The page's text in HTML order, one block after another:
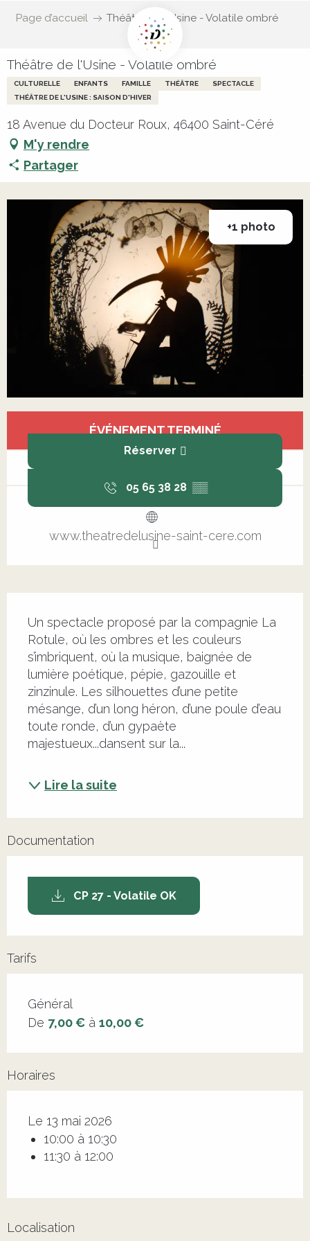
Page d’accueil Théâtre de l'Usine - Volatile ombré
Théâtre de l'Usine - Volatile ombré
CULTURELLE ENFANTS FAMILLE THÉÂTRE
SPECTACLE
THÉÂTRE DE L'USINE : SAISON D'HIVER
18 Avenue du Docteur Roux, 46400 Saint-Céré
M'y rendre
Partager
+1 photo
Ouverture et coordonnées
ÉVÉNEMENT TERMINÉ
Réserver
05 65 38 28 ▒▒
www.theatredelusine-saint-cere.com
Un spectacle proposé par la compagnie La
Rotule, où les ombres et les couleurs
s’imbriquent, où la musique, baignée de
lumière poétique, pépie, gazouille et
zinzinule. Les silhouettes d’une petite
mésange, d’un long héron, d’une poule d’eau
toute ronde, d’un gypaète
majestueux...dansent sur la...
Lire la suite
Documentation
CP 27 - Volatile OK
Tarifs
Tarifs 2026
Général
De 7,00 € à 10,00 €
Horaires
Le 13 mai 2026
10:00 à 10:30
11:30 à 12:00
Localisation